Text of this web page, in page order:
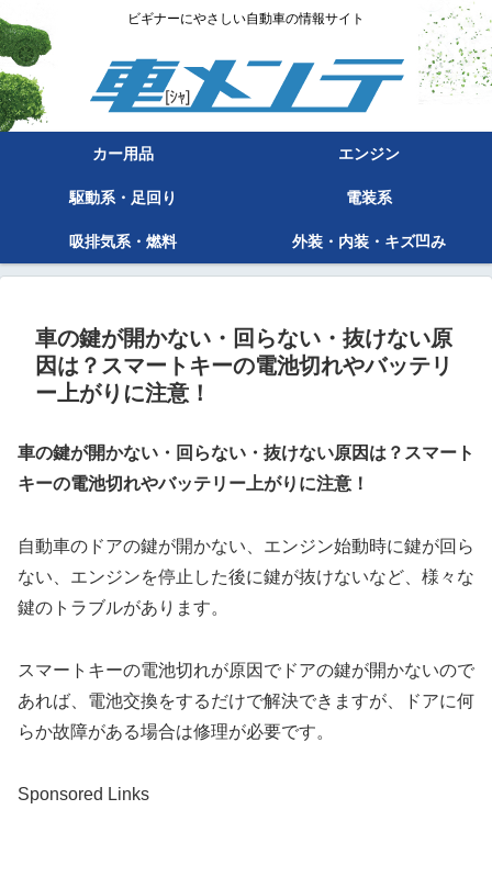
ビギナーにやさしい自動車の情報サイト
カー用品 エンジン
駆動系・足回り 電装系
吸排気系・燃料 外装・内装・キズ凹み
車の鍵が開かない・回らない・抜けない原
因は？スマートキーの電池切れやバッテリ
ー上がりに注意！
車の鍵が開かない・回らない・抜けない原因は？スマート
キーの電池切れやバッテリー上がりに注意！
自動車のドアの鍵が開かない、エンジン始動時に鍵が回ら
ない、エンジンを停止した後に鍵が抜けないなど、様々な
鍵のトラブルがあります。
スマートキーの電池切れが原因でドアの鍵が開かないので
あれば、電池交換をするだけで解決できますが、ドアに何
らか故障がある場合は修理が必要です。
Sponsored Links